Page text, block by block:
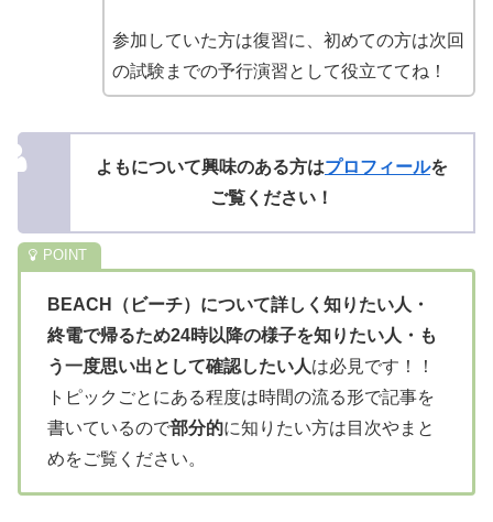
参加していた方は復習に、初めての方は次回
の試験までの予行演習として役立ててね！
よもについて興味のある方はプロフィールを
ご覧ください！
BEACH（ビーチ）について詳しく知りたい人・
終電で帰るため24時以降の様子を知りたい人・も
う一度思い出として確認したい人は必見です！！
トピックごとにある程度は時間の流る形で記事を
書いているので部分的に知りたい方は目次やまと
めをご覧ください。